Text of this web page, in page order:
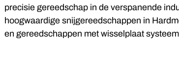
precisie gereedschap in de verspanende
hoogwaardige snijgereedschappen in
en gereedschappen met wisselplaat